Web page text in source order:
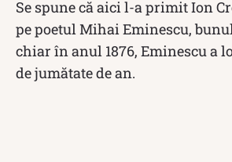
Se spune că aici l-a primit Ion
pe poetul Mihai Eminescu,
chiar în anul 1876, Eminescu a
de jumătate de an.